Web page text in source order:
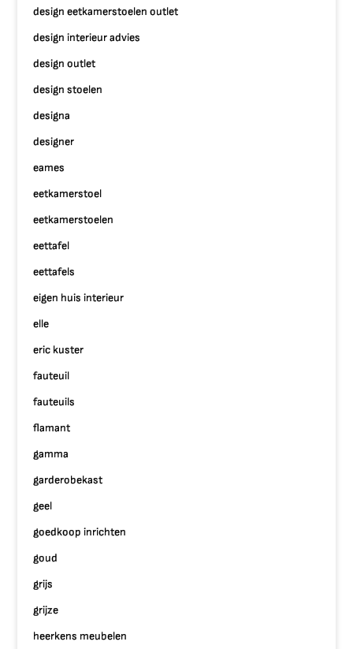
design eetkamerstoelen outlet
design interieur advies
design outlet
design stoelen
designa
designer
eames
eetkamerstoel
eetkamerstoelen
eettafel
eettafels
eigen huis interieur
elle
eric kuster
fauteuil
fauteuils
flamant
gamma
garderobekast
geel
goedkoop inrichten
goud
grijs
grijze
heerkens meubelen